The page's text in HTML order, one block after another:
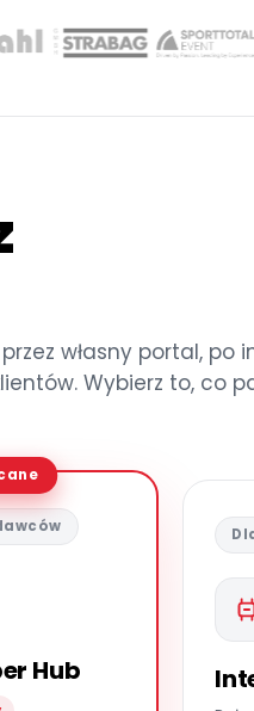
własny portal, po
Wybierz to, co
Hub